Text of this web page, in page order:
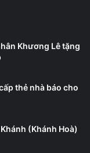
Khương Lê tặng
thẻ nhà báo cho
(Khánh Hoà)